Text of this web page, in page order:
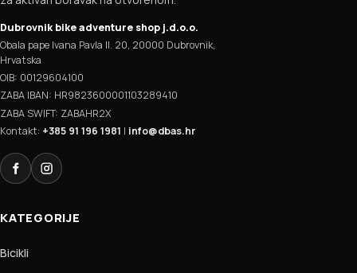
Dubrovnik bike adventure shop j.d.o.o.
Obala pape Ivana Pavla II. 20, 20000 Dubrovnik,
Hrvatska
OIB: 00129604100
ZABA IBAN: HR9823600001103289410
ZABA SWIFT: ZABAHR2X
Kontakt: +385 91 196 1981 | info@dbas.hr
FacebookInstagram
KATEGORIJE
Bicikli